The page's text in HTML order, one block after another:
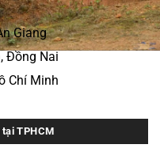
Giang
Đồng Nai
Chí Minh
TPHCM